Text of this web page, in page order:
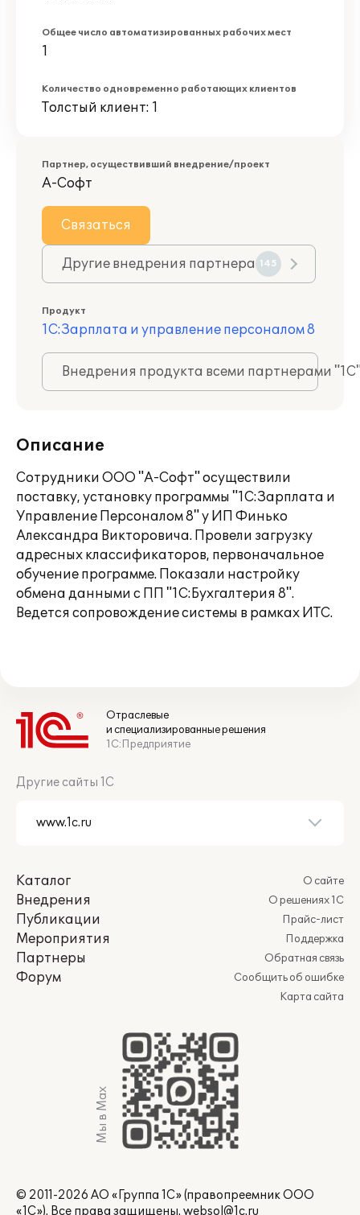
Общее число автоматизированных рабочих мест
1
Количество одновременно работающих клиентов
Толстый клиент: 1
Партнер, осуществивший внедрение/проект
А-Софт
Связаться
Другие внедрения партнера 145
Продукт
1С:Зарплата и управление персоналом 8
Внедрения продукта всеми партнерами
Описание
Сотрудники ООО "А-Софт" осуществили
поставку, установку программы "1С:Зарплата и
Управление Персоналом 8" у ИП Финько
Александра Викторовича. Провели загрузку
адресных классификаторов, первоначальное
обучение программе. Показали настройку
обмена данными с ПП "1С:Бухгалтерия 8".
Ведется сопровождение системы в рамках ИТС.
Отраслевые
и специализированные решения
1С:Предприятие
Другие сайты 1С
Каталог
Внедрения
Публикации
Мероприятия
Партнеры
Форум
О сайте
О решениях 1С
Прайс-лист
Поддержка
Обратная связь
Сообщить об ошибке
Карта сайта
Мы в Max
© 2011-2026 АО «Группа 1С» (правопреемник ООО
«1С»). Все права защищены. websol@1c.ru